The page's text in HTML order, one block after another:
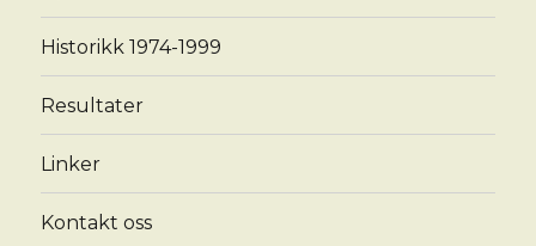
Historikk 1974-1999
Resultater
Linker
Kontakt oss